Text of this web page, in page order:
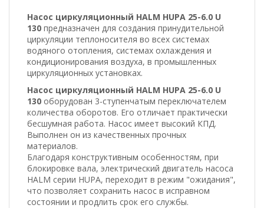
Насос циркуляционный HALM HUPA 25-6.0 U
130 предназначен для создания принудительной
циркуляции теплоносителя во всех системах
водяного отопления, сиcтемах охлаждения и
кондиционирования воздуха, в промышленных
циркуляционных установках.
Насос циркуляционный HALM HUPA 25-6.0 U
130 оборудован 3-ступенчатым переключателем
количества оборотов. Его отличает практически
бесшумная работа. Насос имеет высокий КПД.
Выполнен он из качественных прочных
материалов.
Благодаря конструктивным особенностям, при
блокировке вала, электрический двигатель насоса
HALM серии HUPA, переходит в режим "ожидания",
что позволяет сохранить насос в исправном
состоянии и продлить срок его службы.